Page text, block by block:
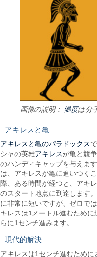
画像の説明： 温度は分
アキレスと亀
アキレスと亀のパラドックス
シャの英雄アキレスが亀と競
のハンディキャップを与えます
は、アキレスが亀に追いつく
際、ある時間が経つと、アキ
のスタート地点に到達します
に非常に短いですが、ゼロで
キレスは1メートル進むため
らに1センチ進みます。
現代的解決
アキレスは1センチ進むため